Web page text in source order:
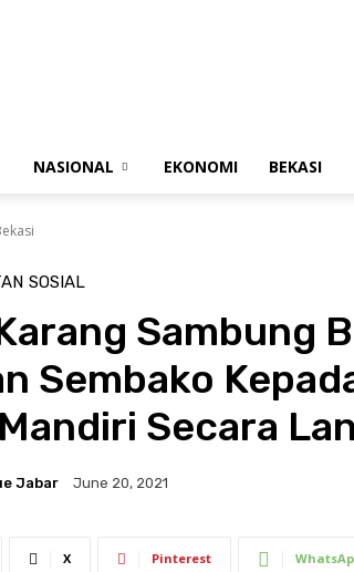
NASIONAL EKONOMI BEKASI
SOSIAL
Sambung
Sembako
Secara
Jabar June 20, 2021
X Pinterest